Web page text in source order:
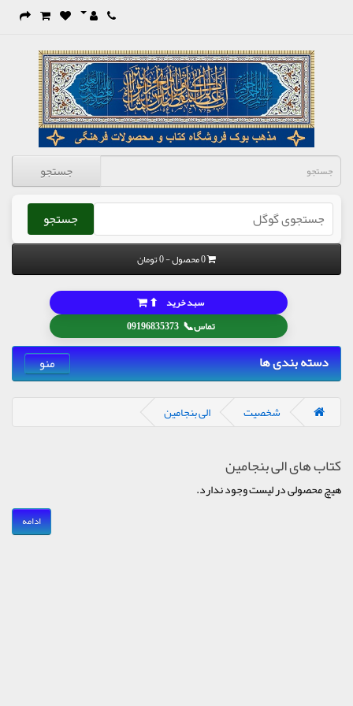
جستجو
جستجو
0 محصول - 0 تومان
تماس📞
09196835373
سبد خرید ⬆
دسته بندی ها منو
شخصیت الی بنجامین
کتاب های الی بنجامین
هیچ محصولی در لیست وجود ندارد.
ادامه